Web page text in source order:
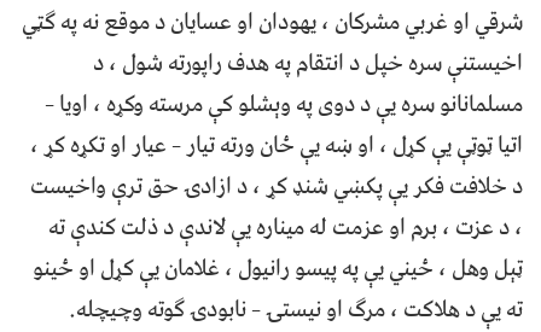
شرقي او غربي مشرکان ، یهودان او عسایان د موقع نه په ګټي
اخیستنې سره خپل د انتقام په هدف راپورته شول ، د
مسلمانانو سره یې د دوی په وېشلو کې مرسته وکړه ، اویا –
اتیا ټوټې یې کړل ، او ښه یې ځان ورته تیار – عیار او تکړه کړ ،
د خلافت فکر یې پکښي شنډ کړ ، د ازادۍ حق ترې واخیست
، د عزت ، برم او عزمت له میناره یې لاندې د ذلت کندې ته
ټېل وهل ، ځیني یې په پیسو رانیول ، غلامان یې کړل او ځینو
ته یې د هلاکت ، مرګ او نیستۍ – نابودۍ ګوته وچیچله.